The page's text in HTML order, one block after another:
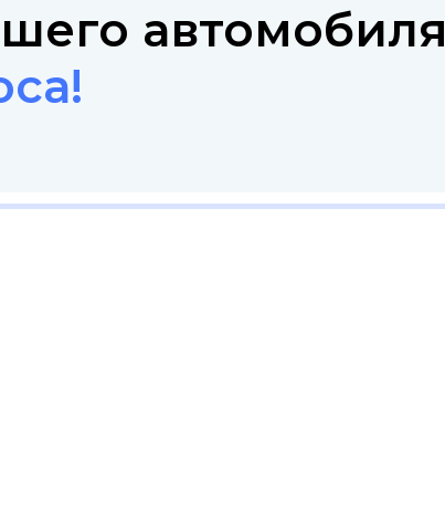
автомобиля